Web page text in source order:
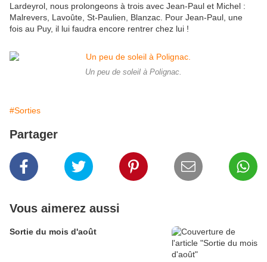
Lardeyrol, nous prolongeons à trois avec Jean-Paul et Michel :
Malrevers, Lavoûte, St-Paulien, Blanzac. Pour Jean-Paul, une
fois au Puy, il lui faudra encore rentrer chez lui !
Un peu de soleil à Polignac.
#Sorties
Partager
Vous aimerez aussi
Sortie du mois d'août